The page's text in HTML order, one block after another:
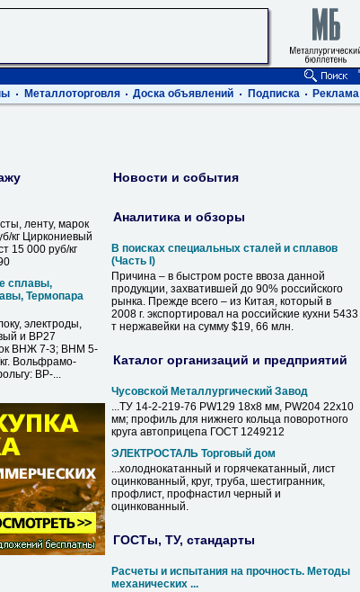
Металлоторговля Доска объявлений Подписка Реклама
ленту, марок
кг Циркониевый
15 000 руб/кг
сплавы,
Термопара
электроды,
и ВР27
ВНЖ 7-3; ВНМ 5-
Вольфрамо-
ВР-...
Новости и события
Аналитика и обзоры
В поисках специальных сталей и сплавов
(Часть I)
Причина – в быстром росте ввоза данной
продукции, захватившей до 90% российского
рынка. Прежде всего – из Китая, который в
2008 г. экспортировал на российские кухни 5433
т нержавейки на сумму $19, 66 млн.
Каталог организаций и предприятий
Чусовской Металлургический Завод
...ТУ 14-2-219-76 РW129 18х8 мм, РW204 22х10
мм; профиль для нижнего кольца поворотного
круга автоприцепа ГОСТ 1249212
ЭЛЕКТРОСТАЛЬ Торговый дом
...холоднокатанный и горячекатанный, лист
оцинкованный, круг, труба, шестигранник,
профлист, профнастил черный и
оцинкованный.
ГОСТы, ТУ, стандарты
Расчеты и испытания на прочность. Методы
механических ...